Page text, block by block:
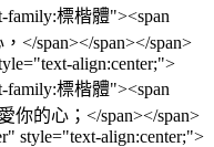
family:標楷體"><span
</span></span></span>
align:center;">
family:標楷體"><span
你的心；</span></span>
style="text-align:center;">